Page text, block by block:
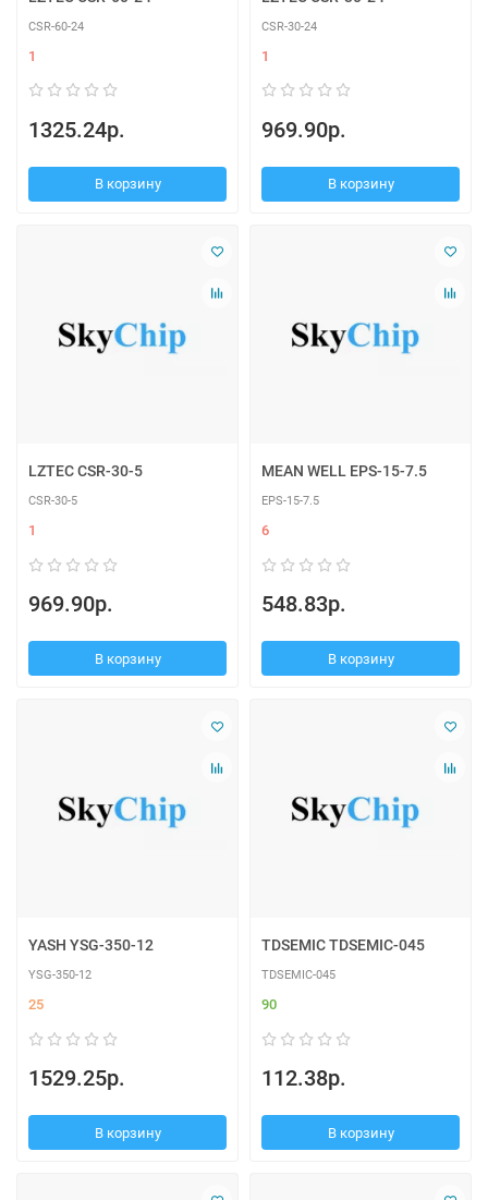
CSR-60-24
1
1325.24р.
В корзину
CSR-30-24
1
969.90р.
В корзину
LZTEC CSR-30-5
CSR-30-5
1
969.90р.
В корзину
MEAN WELL EPS-15-7.5
EPS-15-7.5
6
548.83р.
В корзину
YASH YSG-350-12
YSG-350-12
25
1529.25р.
В корзину
TDSEMIC TDSEMIC-045
TDSEMIC-045
90
112.38р.
В корзину